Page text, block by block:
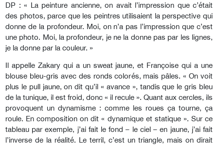
DP : « La peinture ancienne, on avait l’impression que c’était
des photos, parce que les peintres utilisaient la perspective qui
donne de la profondeur. Moi, on n’a pas l’impression que c’est
une photo. Moi, la profondeur, je ne la donne pas par les lignes,
je la donne par la couleur. »
Il appelle Zakary qui a un sweat jaune, et Françoise qui a une
blouse bleu-gris avec des ronds colorés, mais pâles. « On voit
plus le pull jaune, on dit qu’il « avance », tandis que le gris bleu
de la tunique, il est froid, donc « il recule ». Quant aux cercles, ils
provoquent un dynamisme : comme les roues ça tourne, ça
roule. En composition on dit « dynamique et statique ». Sur ce
tableau par exemple, j’ai fait le fond – le ciel – en jaune, j’ai fait
l’inverse de la réalité. Le terril, c’est un triangle, mais on dirait